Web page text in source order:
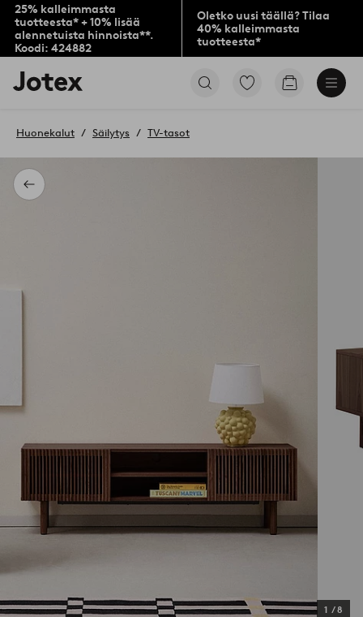
25% kalleimmasta
tuotteesta* + 10% lisää
alennetuista hinnoista**.
Koodi: 424882
Oletko uusi täällä? Tilaa
40% kalleimmasta
tuotteesta*
Jotex-
logo
aloitussivulle
Siirry
Siirry
Takaisin
Huonekalut Säilytys TV-tasot
1 /8